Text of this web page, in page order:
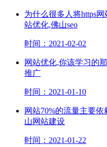
为什么很多人将https
站优化,佛山seo
时间：2021-02-02
网站优化,你该学习的
推广
时间：2021-01-10
网站70%的流量主要
山网站建设
时间：2021-01-22